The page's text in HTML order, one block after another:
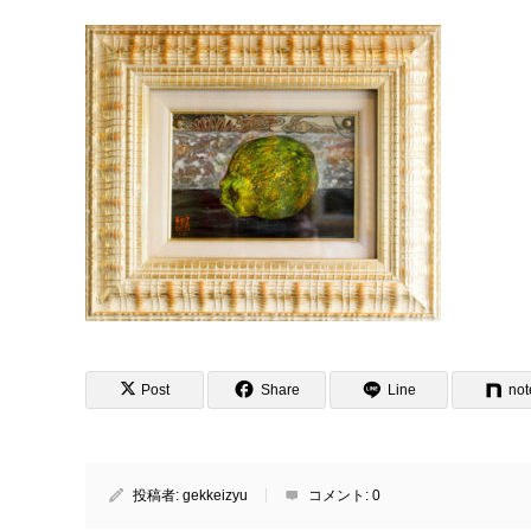
Post Share Line
投稿者: gekkeizyu コメント: 0